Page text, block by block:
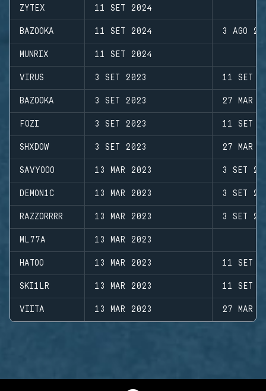
ZYTEX 11 SET 2024
BAZOOKA 11 SET 2024 3 AGO
MUNRIX 11 SET 2024
VIRUS 3 SET 2023 11 SET
BAZOOKA 3 SET 2023 27 MAR
FOZI 3 SET 2023 11 SET
SHXDOW 3 SET 2023 27 MAR
SAVYOOO 13 MAR 2023 3 SET
DEMON1C 13 MAR 2023 3 SET
RAZZORRRR 13 MAR 2023 3 SET
ML77A 13 MAR 2023
HATOO 13 MAR 2023 11 SET
SKI1LR 13 MAR 2023 11 SET
VIITA 13 MAR 2023 27 MAR